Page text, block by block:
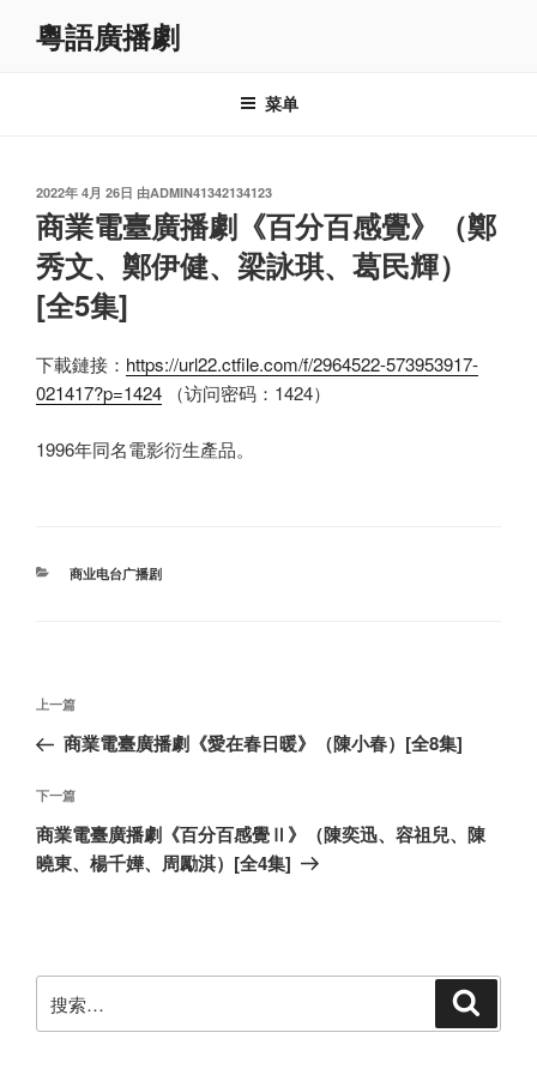
粵語廣播劇
菜单
发
布
于
2022年 4月 26日 由ADMIN41342134123
商業電臺廣播劇《百分百感覺》（鄭
秀文、鄭伊健、梁詠琪、葛民輝）
[全5集]
下載鏈接： https://url22.ctfile.com/f/2964522-573953917-
021417?p=1424 （访问密码：1424）
1996年同名電影衍生產品。
分
商业电台广播剧
文
导
航
上
一
文
章
上一篇
商業電臺廣播劇《愛在春日暖》（陳小春）[全8集]
下
一
篇
下一篇
商業電臺廣播劇《百分百感覺Ⅱ》（陳奕迅、容祖兒、陳
曉東、楊千嬅、周勵淇）[全4集]
索：